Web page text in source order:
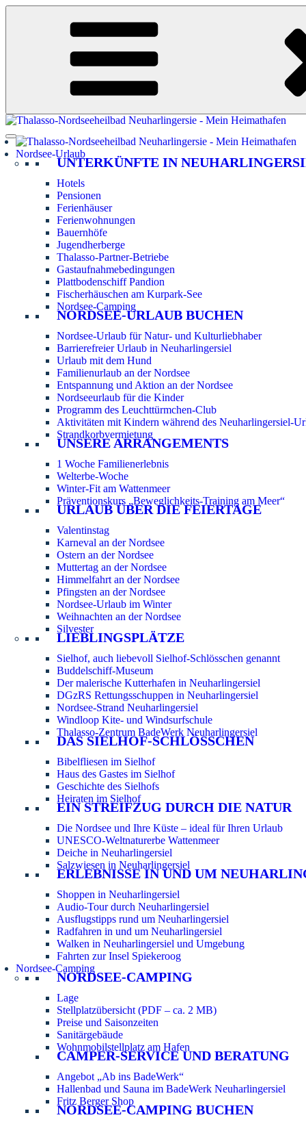
Zum
Nordsee-Urlaub
UNTERKÜNFTE IN
Hotels
Pensionen
Ferienhäuser
Ferienwohnungen
Bauernhöfe
Jugendherberge
Thalasso-Partner-Betriebe
Gastaufnahmebedingungen
Plattbodenschiff Pandion
Fischerhäuschen am Kurpark-See
Nordsee-Camping
NORDSEE-URLAUB BUCHEN
Nordsee-Urlaub für Natur- und Kulturliebhaber
Barrierefreier Urlaub in Neuharlingersiel
Urlaub mit dem Hund
Familienurlaub an der Nordsee
Entspannung und Aktion an der Nordsee
Nordseeurlaub für die Kinder
Programm des Leuchttürmchen-Club
Aktivitäten mit Kindern während des Neuharlingersiel-
Strandkorbvermietung
UNSERE ARRANGEMENTS
1 Woche Familienerlebnis
Welterbe-Woche
Winter-Fit am Wattenmeer
Präventionskurs „Beweglichkeits-Training am Meer“
URLAUB ÜBER DIE FEIERTAGE
Valentinstag
Karneval an der Nordsee
Ostern an der Nordsee
Muttertag an der Nordsee
Himmelfahrt an der Nordsee
Pfingsten an der Nordsee
Nordsee-Urlaub im Winter
Weihnachten an der Nordsee
Silvester
LIEBLINGSPLÄTZE
Sielhof, auch liebevoll Sielhof-Schlösschen genannt
Buddelschiff-Museum
Der malerische Kutterhafen in Neuharlingersiel
DGzRS Rettungsschuppen in Neuharlingersiel
Nordsee-Strand Neuharlingersiel
Windloop Kite- und Windsurfschule
Thalasso-Zentrum BadeWerk Neuharlingersiel
DAS SIELHOF-SCHLÖSSCHEN
Bibelfliesen im Sielhof
Haus des Gastes im Sielhof
Geschichte des Sielhofs
Heiraten im Sielhof
EIN STREIFZUG DURCH DIE NATUR
Die Nordsee und Ihre Küste – ideal für Ihren Urlaub
UNESCO-Weltnaturerbe Wattenmeer
Deiche in Neuharlingersiel
Salzwiesen in Neuharlingersiel
ERLEBNISSE IN UND UM
Shoppen in Neuharlingersiel
Audio-Tour durch Neuharlingersiel
Ausflugstipps rund um Neuharlingersiel
Radfahren in und um Neuharlingersiel
Walken in Neuharlingersiel und Umgebung
Fahrten zur Insel Spiekeroog
Nordsee-Camping
NORDSEE-CAMPING
Lage
Stellplatzübersicht (PDF – ca. 2 MB)
Preise und Saisonzeiten
Sanitärgebäude
Wohnmobilstellplatz am Hafen
CAMPER-SERVICE UND BERATUNG
Angebot „Ab ins BadeWerk“
Hallenbad und Sauna im BadeWerk Neuharlingersiel
Fritz Berger Shop
NORDSEE-CAMPING BUCHEN